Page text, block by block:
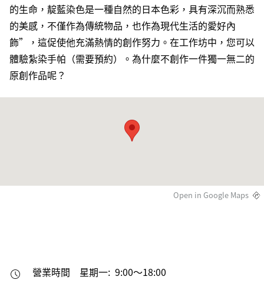
的生命，靛藍染色是一種自然的日本色彩，具有深沉而熟悉
的美感，不僅作為傳統物品，也作為現代生活的愛好內
飾”，這促使他充滿熱情的創作努力。在工作坊中，您可以
體驗紮染手帕（需要預約）。為什麼不創作一件獨一無二的
原創作品呢？
Open in Google Maps
營業時間
星期一: 9:00～18:00